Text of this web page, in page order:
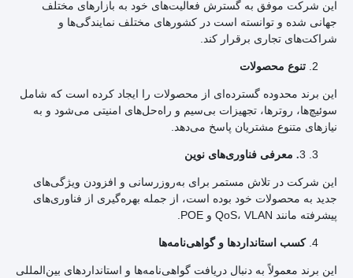
این شرکت موفق به گسترش فعالیت‌های خود به بازارهای مختلف
جهانی شده و توانسته است در کشورهای مختلف نمایندگی‌ها و
شراکت‌های تجاری برقرار کند.
تنوع محصولات
این برند محدوده گسترده‌ای از محصولات را ایجاد کرده است که شامل
سوئیچ‌ها، روترها، تجهیزات بی‌سیم و راه‌حل‌های امنیتی می‌شود و به
نیازهای متنوع مشتریان پاسخ می‌دهد.
3. معرفی فناوری‌های نوین
این شرکت در تلاش مستمر برای به‌روزرسانی و افزودن ویژگی‌های
جدید به محصولات خود بوده است، از جمله بهره‌گیری از فناوری‌های
پیشرفته مانند QoS، VLAN و POE.
کسب استانداردها و گواهی‌نامه‌ها
این برند معمولاً به دنبال دریافت گواهی‌نامه‌ها و استانداردهای بین‌المللی